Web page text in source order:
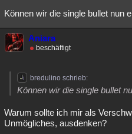
Philosophie Träume Orte
Astronomie
Übersichten
Besucht Teilgenommen
Lesenswert Schlüsselwörter
Können wir die single bullet nun
Aniara
beschäftigt
bredulino schrieb:
Können wir die single bullet
Warum sollte ich mir als
Unmögliches, ausdenken?